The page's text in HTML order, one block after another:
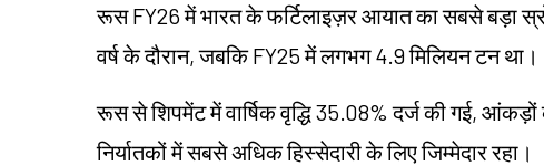
रूस FY26 में भारत के फर्टिलाइज़र आयात का सबसे बड़ा
वर्ष के दौरान, जबकि FY25 में लगभग 4.9 मिलियन टन था।
रूस से शिपमेंट में वार्षिक वृद्धि 35.08% दर्ज की गई,
निर्यातकों में सबसे अधिक हिस्सेदारी के लिए जिम्मेदार रहा।